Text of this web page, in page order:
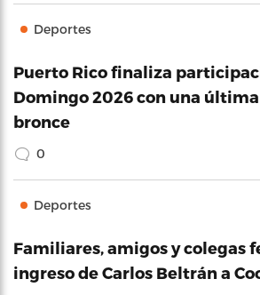
Deportes
Puerto Rico finaliza
Domingo 2026 con una
bronce
0
Deportes
Familiares, amigos y colegas
ingreso de Carlos Beltrán a